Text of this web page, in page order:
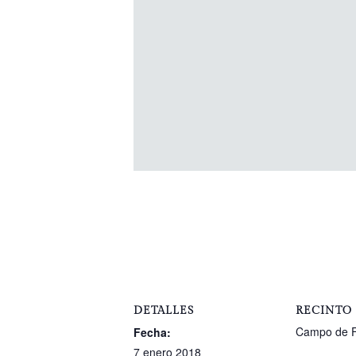
DETALLES
Fecha:
7 enero 2018
RECINTO
Campo de